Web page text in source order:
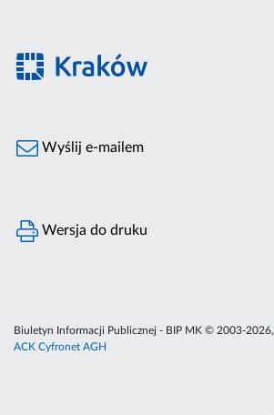
Wyślij e-mailem
Wersja do druku
Biuletyn Informacji Publicznej - BIP MK © 2003-2026,
ACK Cyfronet AGH